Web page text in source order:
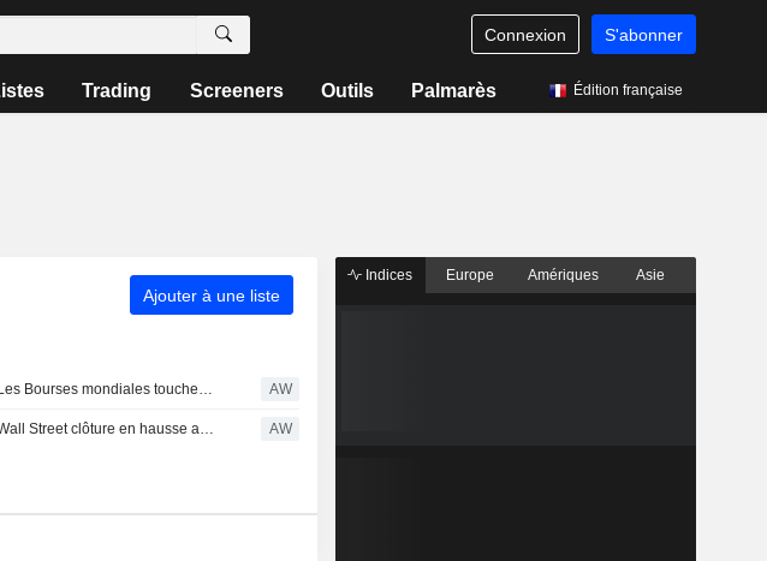
Connexion S'abonner
Trading Screeners Outils Palmarès Édition française
Ajouter à une liste
Les Bourses mondiales touchent des sommets après l'emploi américain AW
Wall Street clôture en hausse après l'emploi américain AW
Indices Europe Amériques Asie